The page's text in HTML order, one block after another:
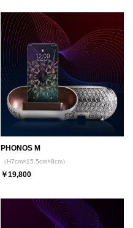
PHONOS M
（H7cm×15.5cm×8cm）
￥19,800